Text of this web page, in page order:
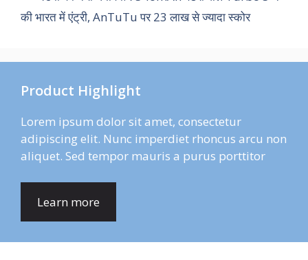
की भारत में एंट्री, AnTuTu पर 23 लाख से ज्यादा स्कोर
Product Highlight
Lorem ipsum dolor sit amet, consectetur
adipiscing elit. Nunc imperdiet rhoncus arcu non
aliquet. Sed tempor mauris a purus porttitor
Learn more